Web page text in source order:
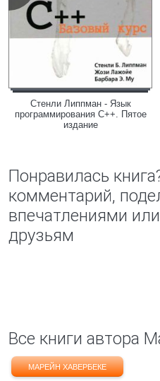
Стенли Липпман - Язык
программирования C++. Пятое
издание
Понравилась
комментарий,
впечатлениями
друзьям
Все книги автора
МАРЕЙН ХАВЕРБЕКЕ